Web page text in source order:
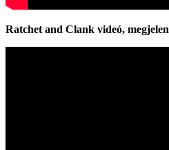
Ratchet and Clank videó,